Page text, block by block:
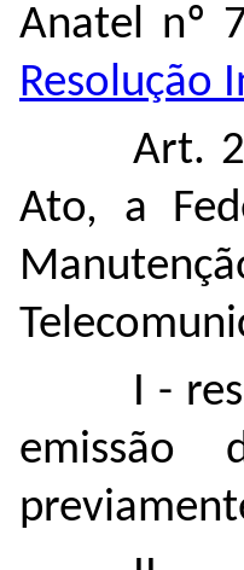
Anatel nº
Resolução
Art.
Ato, a
I -
emissão